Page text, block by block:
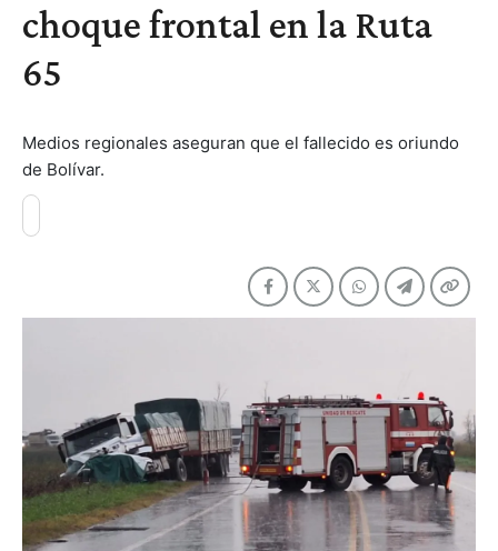
choque frontal en la Ruta
65
Medios regionales aseguran que el fallecido es oriundo
de Bolívar.